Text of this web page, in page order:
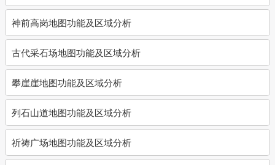
神前高岗地图功能及区域分析
古代采石场地图功能及区域分析
攀崖崖地图功能及区域分析
列石山道地图功能及区域分析
祈祷广场地图功能及区域分析